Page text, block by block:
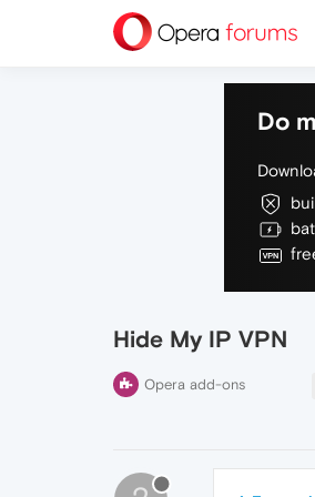
Do
Hide My IP VPN
Opera add-ons